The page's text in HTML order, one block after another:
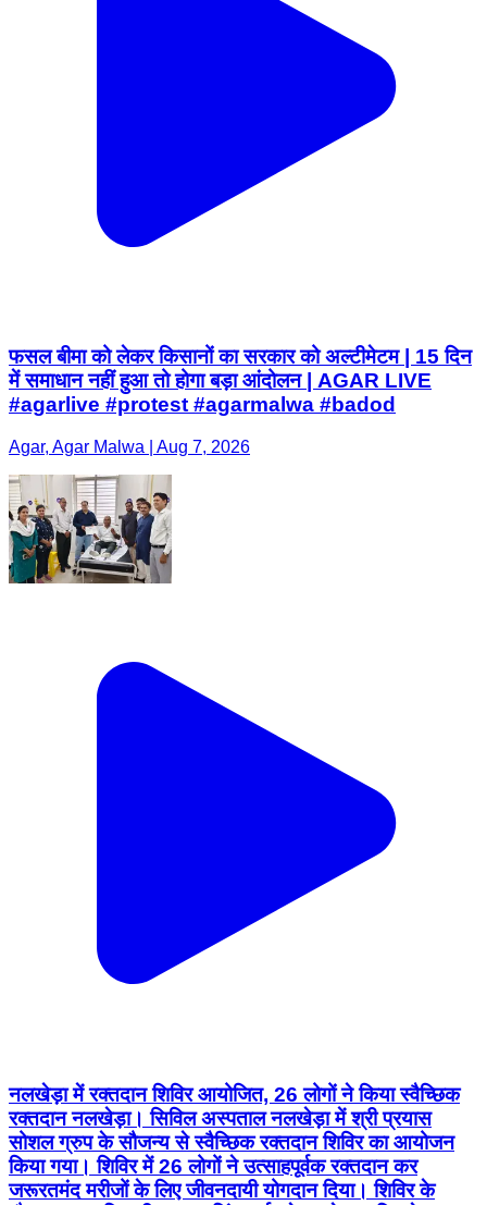
फसल बीमा को लेकर किसानों का सरकार को अल्टीमेटम | 15 दिन
में समाधान नहीं हुआ तो होगा बड़ा आंदोलन | AGAR LIVE
#agarlive #protest #agarmalwa #badod
Agar, Agar Malwa | Aug 7, 2026
नलखेड़ा में रक्तदान शिविर आयोजित, 26 लोगों ने किया स्वैच्छिक
रक्तदान नलखेड़ा। सिविल अस्पताल नलखेड़ा में श्री प्रयास
सोशल ग्रुप के सौजन्य से स्वैच्छिक रक्तदान शिविर का आयोजन
किया गया। शिविर में 26 लोगों ने उत्साहपूर्वक रक्तदान कर
जरूरतमंद मरीजों के लिए जीवनदायी योगदान दिया। शिविर के